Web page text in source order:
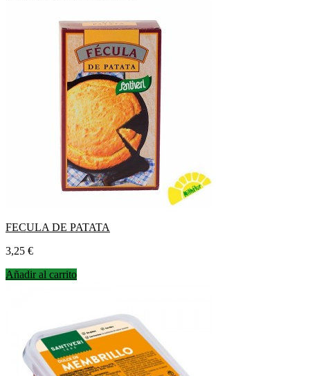
FECULA DE PATATA
Precio
3,25 €
Añadir al carrito